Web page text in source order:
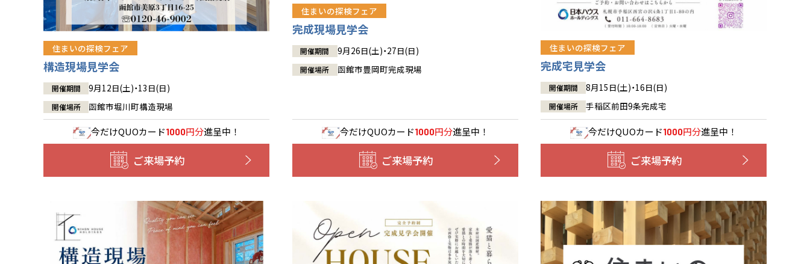
住まいの探検フェア
構造現場見学会
開催期間 9月12日(土)・13日(日)
開催場所 函館市堀川町構造現場
今だけQUOカード1000円分進呈中！
ご来場予約
住まいの探検フェア
完成現場見学会
開催期間 9月26日(土)・27日(日)
開催場所 函館市豊岡町完成現場
今だけQUOカード1000円分進呈中！
ご来場予約
住まいの探検フェア
完成宅見学会
開催期間 8月15日(土)・16日(日)
開催場所 手稲区前田9条完成宅
今だけQUOカード1000円分進呈中！
ご来場予約